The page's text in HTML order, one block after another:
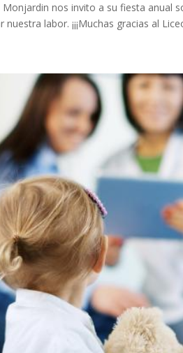
Monjardin nos invito a su fiesta
labor. ¡¡¡Muchas gracias al